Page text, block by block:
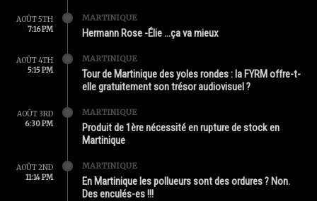
AOÛT 5TH
7:16 PM
MARTINIQUE
Hermann Rose -Élie …ça va mieux
AOÛT 4TH
5:15 PM
MARTINIQUE
Tour de Martinique des yoles rondes : la FYRM offre-t-
elle gratuitement son trésor audiovisuel ?
AOÛT 3RD
6:30 PM
MARTINIQUE
Produit de 1ère nécessité en rupture de stock en
Martinique
AOÛT 2ND
11:14 PM
MARTINIQUE
En Martinique les pollueurs sont des ordures ? Non.
Des enculés-es !!!